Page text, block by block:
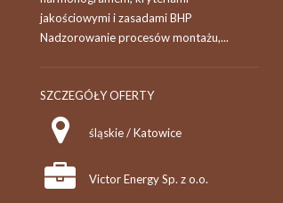
jakościowymi i zasadami BHP
Nadzorowanie procesów montażu,...
SZCZEGÓŁY OFERTY
śląskie / Katowice
Victor Energy Sp. z o.o.